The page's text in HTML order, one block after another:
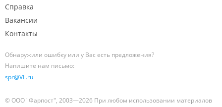
Справка
Вакансии
Контакты
Обнаружили ошибку или у Вас есть предложения?
Напишите нам письмо:
spr@VL.ru
© ООО "Фарпост", 2003—2026 При любом использовании материалов